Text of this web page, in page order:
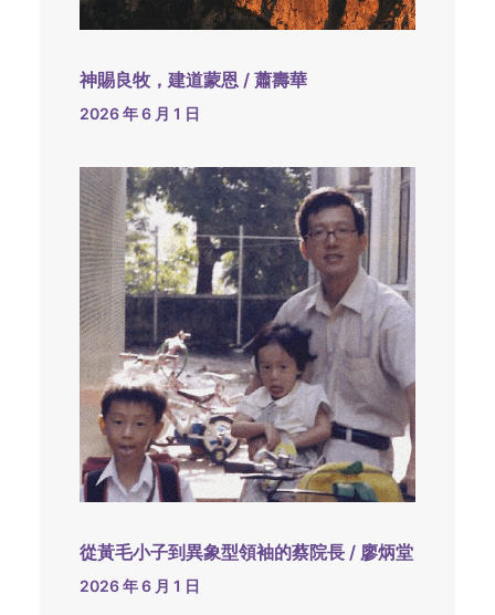
神賜良牧，建道蒙恩 / 蕭壽華
2026 年 6 月 1 日
從黃毛小子到異象型領袖的蔡院長 / 廖炳堂
2026 年 6 月 1 日